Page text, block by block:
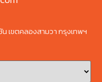
เขตคลองสามวา กรุงเทพฯ